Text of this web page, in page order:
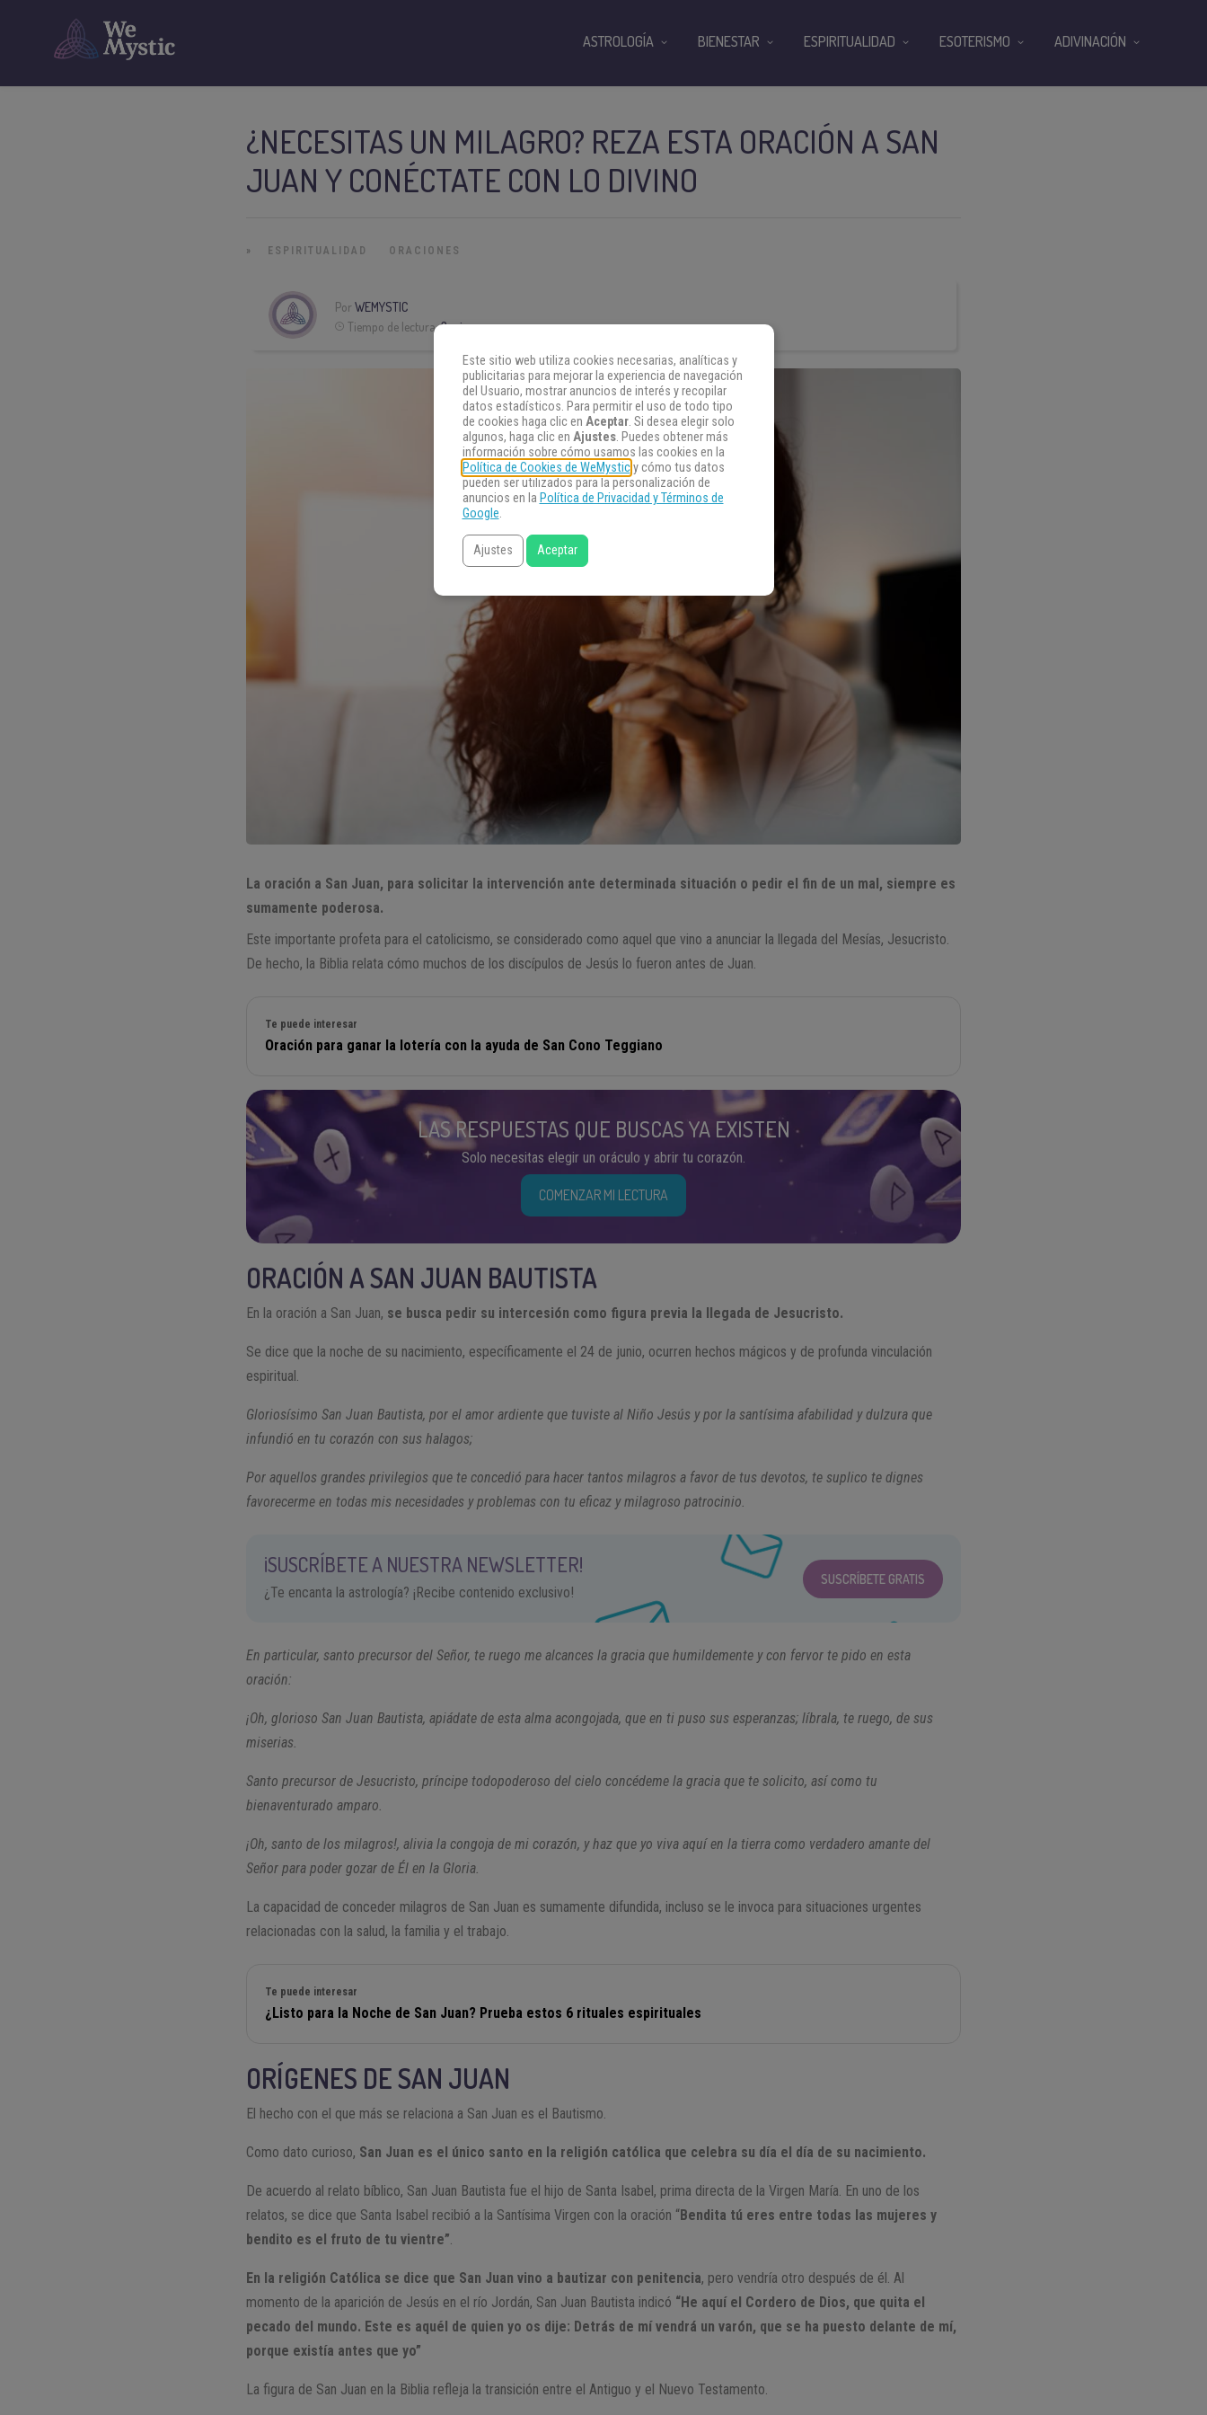
¿NECESITAS UN MILAGRO? REZA ESTA ORACIÓN A SAN
JUAN Y CONÉCTATE CON LO DIVINO
» ESPIRITUALIDAD ORACIONES
Por WEMYSTIC
Tiempo de lectura:3 min
La oración a San Juan, para solicitar la intervención ante determinada situación o pedir el fin de un mal, siempre es
sumamente poderosa.
Este importante profeta para el catolicismo, se considerado como aquel que vino a anunciar la llegada del Mesías, Jesucristo.
De hecho, la Biblia relata cómo muchos de los discípulos de Jesús lo fueron antes de Juan.
Te puede interesar
Oración para ganar la lotería con la ayuda de San Cono Teggiano
LAS RESPUESTAS QUE BUSCAS YA EXISTEN
Solo necesitas elegir un oráculo y abrir tu corazón.
COMENZAR MI LECTURA
ORACIÓN A SAN JUAN BAUTISTA
En la oración a San Juan, se busca pedir su intercesión como figura previa la llegada de Jesucristo.
Se dice que la noche de su nacimiento, específicamente el 24 de junio, ocurren hechos mágicos y de profunda vinculación
espiritual.
Gloriosísimo San Juan Bautista, por el amor ardiente que tuviste al Niño Jesús y por la santísima afabilidad y dulzura que
infundió en tu corazón con sus halagos;
Por aquellos grandes privilegios que te concedió para hacer tantos milagros a favor de tus devotos, te suplico te dignes
favorecerme en todas mis necesidades y problemas con tu eficaz y milagroso patrocinio.
¡SUSCRÍBETE A NUESTRA NEWSLETTER!
¿Te encanta la astrología? ¡Recibe contenido exclusivo!
SUSCRÍBETE GRATIS
En particular, santo precursor del Señor, te ruego me alcances la gracia que humildemente y con fervor te pido en esta
oración:
¡Oh, glorioso San Juan Bautista, apiádate de esta alma acongojada, que en ti puso sus esperanzas; líbrala, te ruego, de sus
miserias.
Santo precursor de Jesucristo, príncipe todopoderoso del cielo concédeme la gracia que te solicito, así como tu
bienaventurado amparo.
¡Oh, santo de los milagros!, alivia la congoja de mi corazón, y haz que yo viva aquí en la tierra como verdadero amante del
Señor para poder gozar de Él en la Gloria.
La capacidad de conceder milagros de San Juan es sumamente difundida, incluso se le invoca para situaciones urgentes
relacionadas con la salud, la familia y el trabajo.
Te puede interesar
¿Listo para la Noche de San Juan? Prueba estos 6 rituales espirituales
ORÍGENES DE SAN JUAN
El hecho con el que más se relaciona a San Juan es el Bautismo.
Como dato curioso, San Juan es el único santo en la religión católica que celebra su día el día de su nacimiento.
De acuerdo al relato bíblico, San Juan Bautista fue el hijo de Santa Isabel, prima directa de la Virgen María. En uno de los
relatos, se dice que Santa Isabel recibió a la Santísima Virgen con la oración “Bendita tú eres entre todas las mujeres y
bendito es el fruto de tu vientre”.
En la religión Católica se dice que San Juan vino a bautizar con penitencia, pero vendría otro después de él. Al
momento de la aparición de Jesús en el río Jordán, San Juan Bautista indicó “He aquí el Cordero de Dios, que quita el
pecado del mundo. Este es aquél de quien yo os dije: Detrás de mí vendrá un varón, que se ha puesto delante de mí,
porque existía antes que yo”
La figura de San Juan en la Biblia refleja la transición entre el Antiguo y el Nuevo Testamento.
ASTROLOGÍA BIENESTAR ESPIRITUALIDAD ESOTERISMO ADIVINACIÓN
Este sitio web utiliza cookies necesarias, analíticas y
publicitarias para mejorar la experiencia de navegación
del Usuario, mostrar anuncios de interés y recopilar
datos estadísticos. Para permitir el uso de todo tipo
de cookies haga clic en Aceptar. Si desea elegir solo
algunos, haga clic en Ajustes. Puedes obtener más
información sobre cómo usamos las cookies en la
Política de Cookies de WeMysticy cómo tus datos
pueden ser utilizados para la personalización de
anuncios en la Política de Privacidad y Términos de
Google.
Ajustes Aceptar